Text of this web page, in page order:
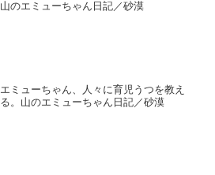
山のエミューちゃん日記／砂漠
エミューちゃん、人々に育児うつを教え
る。山のエミューちゃん日記／砂漠